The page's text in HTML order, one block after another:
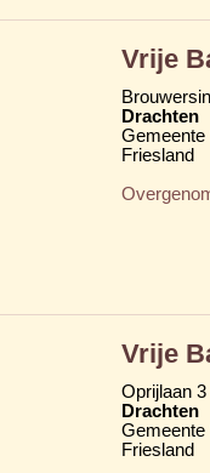
Vrije
Drachten
Gemeente
Friesland
Vrije
Oprijlaan 3
Drachten
Gemeente
Friesland